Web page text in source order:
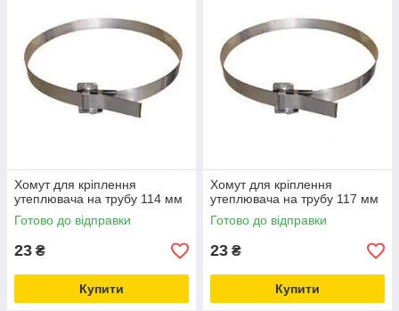
Хомут для кріплення
утеплювача на трубу 114 мм
Готово до відправки
23 ₴
Купити
Хомут для кріплення
утеплювача на трубу 117 мм
Готово до відправки
23 ₴
Купити